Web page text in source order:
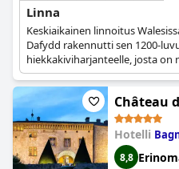
Linna
Keskiaikainen linnoitus
Dafydd rakennutti sen 1200-
hiekkakiviharjanteelle, josta on
vuosisatojen kuluessa
on selvinnyt lukuisista
maahan. Vuonna 1923 linnaa
yksityisklinikkana, joka oli
sairauksien hoitoon, mutta se
luvulla linna myytiin jälleen, ja
alkoi saada nykyisen muotonsa.
Château
Hotelli
8,8